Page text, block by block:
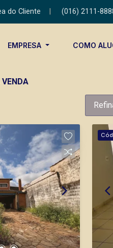
do Cliente (016) 2111-
EMPRESA COMO